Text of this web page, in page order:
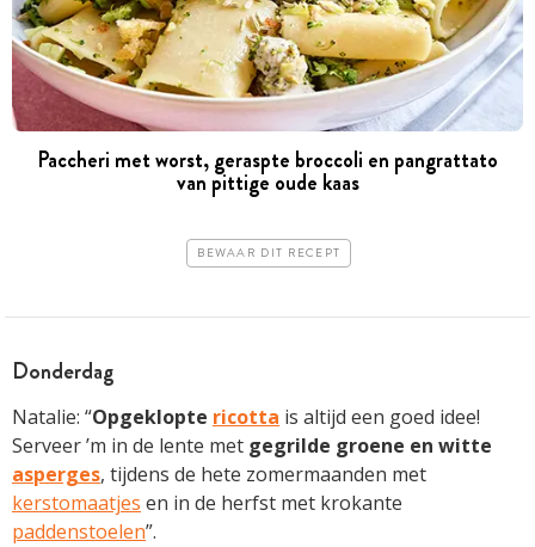
Paccheri met worst, geraspte broccoli en pangrattato
van pittige oude kaas
BEWAAR DIT RECEPT
Donderdag
Natalie: “Opgeklopte ricotta is altijd een goed idee!
Serveer ’m in de lente met gegrilde groene en witte
asperges, tijdens de hete zomermaanden met
kerstomaatjes en in de herfst met krokante
paddenstoelen”.